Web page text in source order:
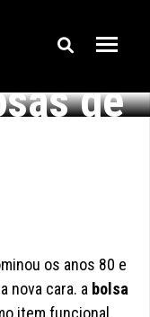
de
os anos 80 e
nova cara. a bolsa
item funcional